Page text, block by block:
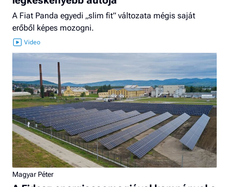
A Fiat Panda egyedi „slim fit” változata mégis saját
erőből képes mozogni.
Magyar Péter